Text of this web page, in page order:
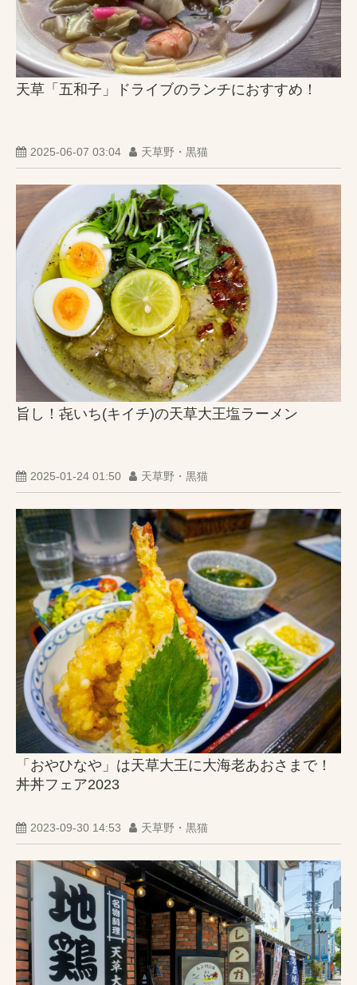
天草「五和子」ドライブのランチにおすすめ！
2025-06-07 03:04 天草野・黒猫
旨し！㐂いち(キイチ)の天草大王塩ラーメン
2025-01-24 01:50 天草野・黒猫
「おやひなや」は天草大王に大海老あおさまで！
丼丼フェア2023
2023-09-30 14:53 天草野・黒猫